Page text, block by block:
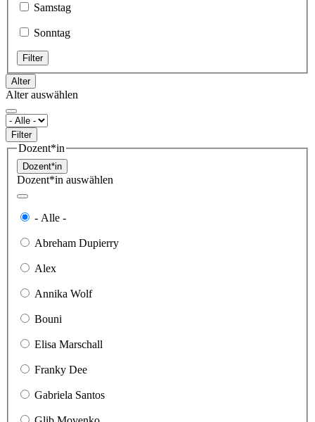
Samstag
Sonntag
Filter
Alter
Alter auswählen
Filter
Dozent*in
Dozent*in
Dozent*in auswählen
- Alle -
Abreham Dupierry
Alex
Annika Wolf
Bouni
Elisa Marschall
Franky Dee
Gabriela Santos